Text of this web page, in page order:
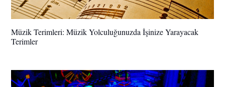
Müzik Terimleri: Müzik Yolculuğunuzda İşinize Yarayacak
Terimler